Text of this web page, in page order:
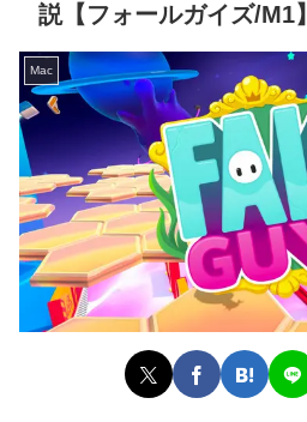
説【フォールガイズ/M1】
Mac